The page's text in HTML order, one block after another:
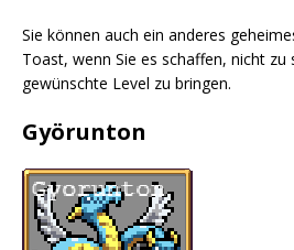
Sie können auch ein anderes
Toast, wenn Sie es schaffen, nicht zu
gewünschte Level zu bringen.
Györunton